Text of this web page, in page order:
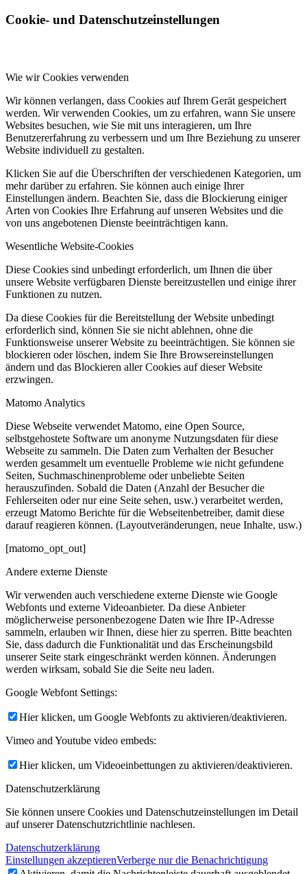
Cookie- und Datenschutzeinstellungen
Wie wir Cookies verwenden
Wir können verlangen, dass Cookies auf Ihrem Gerät gespeichert
werden. Wir verwenden Cookies, um zu erfahren, wann Sie unsere
Websites besuchen, wie Sie mit uns interagieren, um Ihre
Benutzererfahrung zu verbessern und um Ihre Beziehung zu unserer
Website individuell zu gestalten.
Klicken Sie auf die Überschriften der verschiedenen Kategorien, um
mehr darüber zu erfahren. Sie können auch einige Ihrer
Einstellungen ändern. Beachten Sie, dass die Blockierung einiger
Arten von Cookies Ihre Erfahrung auf unseren Websites und die
von uns angebotenen Dienste beeinträchtigen kann.
Wesentliche Website-Cookies
Diese Cookies sind unbedingt erforderlich, um Ihnen die über
unsere Website verfügbaren Dienste bereitzustellen und einige ihrer
Funktionen zu nutzen.
Da diese Cookies für die Bereitstellung der Website unbedingt
erforderlich sind, können Sie sie nicht ablehnen, ohne die
Funktionsweise unserer Website zu beeinträchtigen. Sie können sie
blockieren oder löschen, indem Sie Ihre Browsereinstellungen
ändern und das Blockieren aller Cookies auf dieser Website
erzwingen.
Matomo Analytics
Diese Webseite verwendet Matomo, eine Open Source,
selbstgehostete Software um anonyme Nutzungsdaten für diese
Webseite zu sammeln. Die Daten zum Verhalten der Besucher
werden gesammelt um eventuelle Probleme wie nicht gefundene
Seiten, Suchmaschinenprobleme oder unbeliebte Seiten
herauszufinden. Sobald die Daten (Anzahl der Besucher die
Fehlerseiten oder nur eine Seite sehen, usw.) verarbeitet werden,
erzeugt Matomo Berichte für die Webseitenbetreiber, damit diese
darauf reagieren können. (Layoutveränderungen, neue Inhalte, usw.)
[matomo_opt_out]
Andere externe Dienste
Wir verwenden auch verschiedene externe Dienste wie Google
Webfonts und externe Videoanbieter. Da diese Anbieter
möglicherweise personenbezogene Daten wie Ihre IP-Adresse
sammeln, erlauben wir Ihnen, diese hier zu sperren. Bitte beachten
Sie, dass dadurch die Funktionalität und das Erscheinungsbild
unserer Seite stark eingeschränkt werden können. Änderungen
werden wirksam, sobald Sie die Seite neu laden.
Google Webfont Settings:
Hier klicken, um Google Webfonts zu aktivieren/deaktivieren.
Vimeo and Youtube video embeds:
Hier klicken, um Videoeinbettungen zu aktivieren/deaktivieren.
Datenschutzerklärung
Sie können unsere Cookies und Datenschutzeinstellungen im Detail
auf unserer Datenschutzrichtlinie nachlesen.
Datenschutzerklärung
Einstellungen akzeptierenVerberge nur die Benachrichtigung